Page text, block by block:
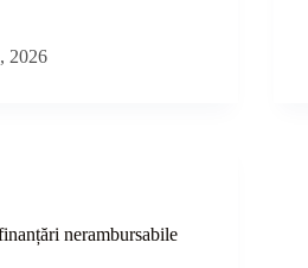
2026
nerambursabile